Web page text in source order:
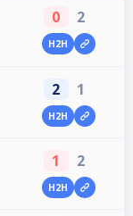
0 2
H2H
2 1
H2H
1 2
H2H